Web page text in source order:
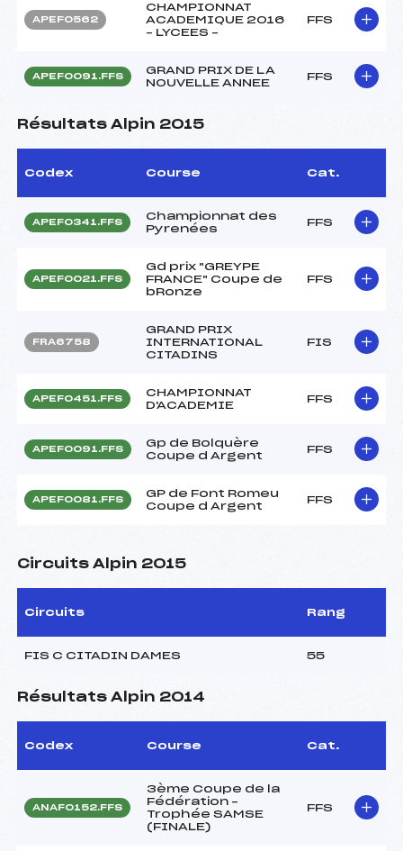
APEF0562
CHAMPIONNAT
ACADEMIQUE 2016
– LYCEES –
FFS
APEF0091.FFS
GRAND PRIX DE LA
NOUVELLE ANNEE
FFS
Résultats Alpin 2015
Codex Course Cat.
APEF0341.FFS
Championnat des
Pyrenées
FFS
APEF0021.FFS
Gd prix "GREYPE
FRANCE" Coupe de
bRonze
FFS
FRA6758
GRAND PRIX
INTERNATIONAL
CITADINS
FIS
APEF0451.FFS
CHAMPIONNAT
D'ACADEMIE
FFS
APEF0091.FFS
Gp de Bolquère
Coupe d Argent
FFS
APEF0081.FFS
GP de Font Romeu
Coupe d Argent
FFS
Circuits Alpin 2015
Circuits Rang
FIS C CITADIN DAMES 55
Résultats Alpin 2014
Codex Course Cat.
ANAF0152.FFS
3ème Coupe de la
Fédération –
Trophée SAMSE
(FINALE)
FFS